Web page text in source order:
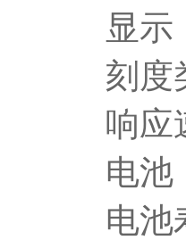
显示
刻度
响应
电池
电池